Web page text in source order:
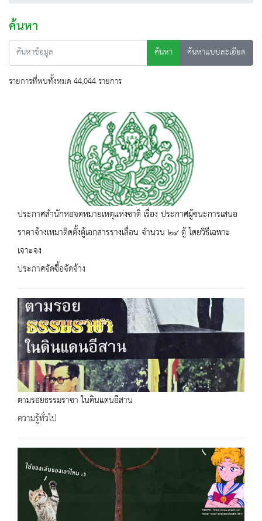
ค้นหา
ค้นหา
ค้นหาแบบละเอียด
รายการที่พบทั้งหมด 44,044 รายการ
ประกาศสำนักหอจดหมายเหตุแห่งชาติ เรื่อง ประกาศผู้ชนะการเสนอ
ราคาจ้างเหมาติดตั้งตู้เอกสารรางเลื่อน จำนวน ๒๔ ตู้ โดยวิธีเฉพาะ
เจาะจง
ประกาศจัดซื้อจัดจ้าง
ตามรอยธรรมราชา ในดินแดนอีสาน
ความรู้ทั่วไป